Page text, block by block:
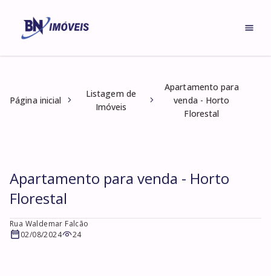
Página inicial
Listagem de
Imóveis
Apartamento para
venda - Horto
Florestal
Apartamento para venda - Horto
Florestal
Rua Waldemar Falcão
02/08/2024
24